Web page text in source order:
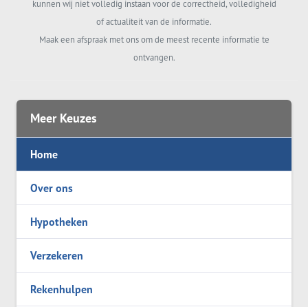
kunnen wij niet volledig instaan voor de correctheid, volledigheid
of actualiteit van de informatie.
Maak een afspraak met ons om de meest recente informatie te
ontvangen.
Meer Keuzes
Home
Over ons
Hypotheken
Verzekeren
Rekenhulpen